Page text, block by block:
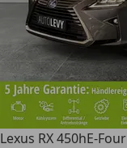
Lexus RX 450hE-